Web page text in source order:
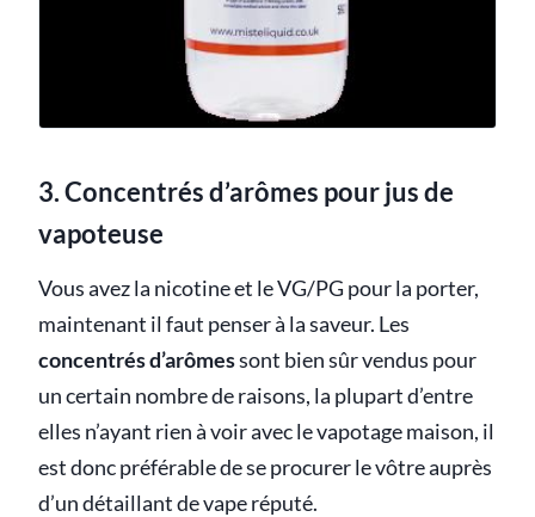
3. Concentrés d’arômes pour jus de
vapoteuse
Vous avez la nicotine et le VG/PG pour la porter,
maintenant il faut penser à la saveur. Les
concentrés d’arômessont bien sûr vendus pour
un certain nombre de raisons, la plupart d’entre
elles n’ayant rien à voir avec le vapotage maison, il
est donc préférable de se procurer le vôtre auprès
d’un détaillant de vape réputé.